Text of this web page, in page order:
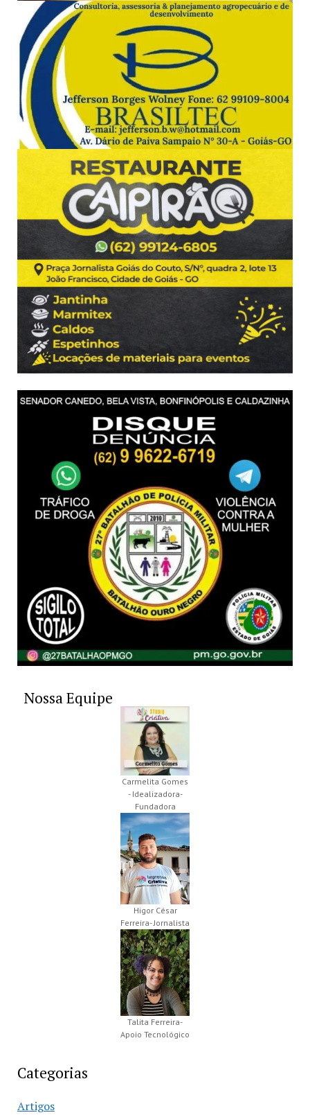
Nossa Equipe
Carmelita Gomes
- Idealizadora-
Fundadora
Higor César
Ferreira- Jornalista
Talita Ferreira-
Apoio Tecnológico
Categorias
Artigos